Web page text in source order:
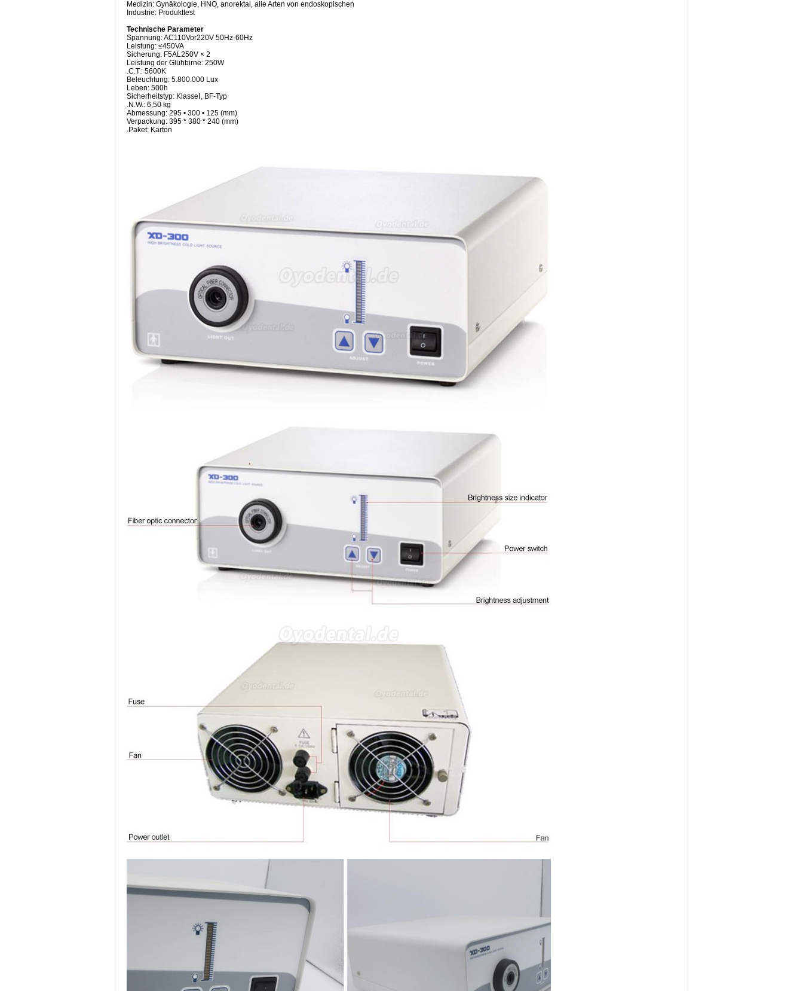
Medizin: Gynäkologie, HNO, anorektal, alle Arten von endoskopischen
Industrie: Produkttest
Technische Parameter
Spannung: AC110Vor220V 50Hz-60Hz
Leistung: ≤450VA
Sicherung: F5AL250V × 2
Leistung der Glühbirne: 250W
.C.T.: 5600K
Beleuchtung: 5.800.000 Lux
Leben: 500h
Sicherheitstyp: KlasseⅠ, BF-Typ
.N.W.: 6,50 kg
Abmessung: 295 • 300 • 125 (mm)
Verpackung: 395 * 380 * 240 (mm)
.Paket: Karton